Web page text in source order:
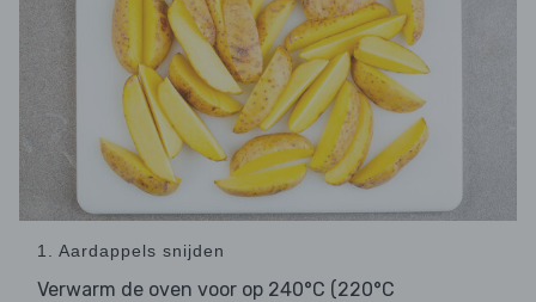
1. Aardappels snijden
Verwarm de oven voor op 240°C (220°C